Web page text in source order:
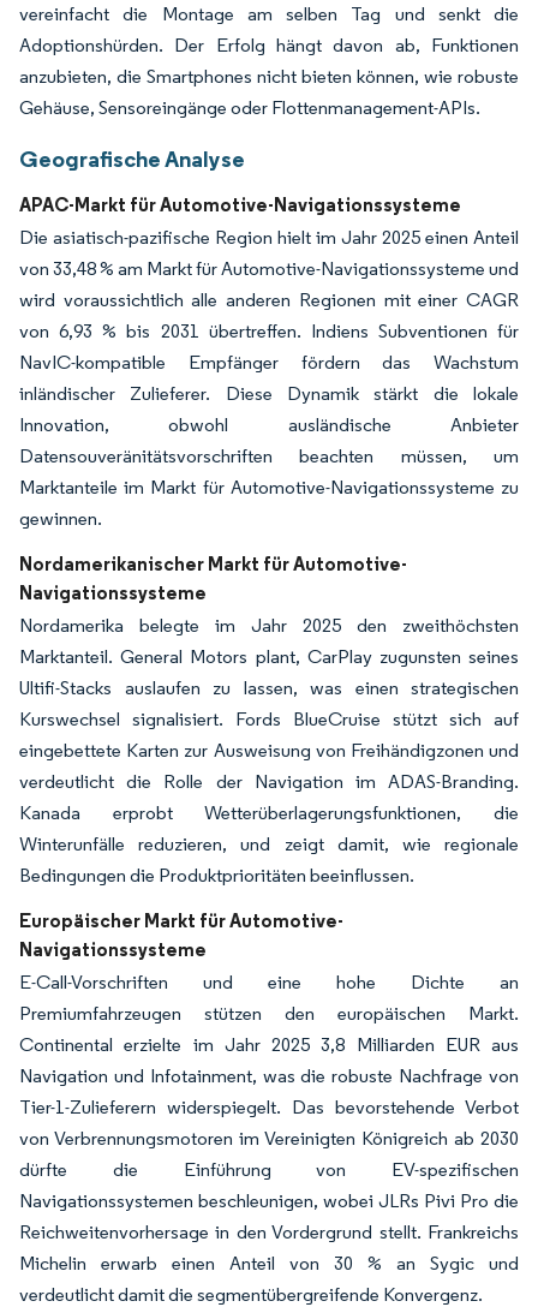
vereinfacht die Montage am selben Tag und senkt die
Adoptionshürden. Der Erfolg hängt davon ab, Funktionen
anzubieten, die Smartphones nicht bieten können, wie robuste
Gehäuse, Sensoreingänge oder Flottenmanagement-APIs.
Geografische Analyse
APAC-Markt für Automotive-Navigationssysteme
Die asiatisch-pazifische Region hielt im Jahr 2025 einen Anteil
von 33,48 % am Markt für Automotive-Navigationssysteme und
wird voraussichtlich alle anderen Regionen mit einer CAGR
von 6,93 % bis 2031 übertreffen. Indiens Subventionen für
NavIC-kompatible Empfänger fördern das Wachstum
inländischer Zulieferer. Diese Dynamik stärkt die lokale
Innovation, obwohl ausländische Anbieter
Datensouveränitätsvorschriften beachten müssen, um
Marktanteile im Markt für Automotive-Navigationssysteme zu
gewinnen.
Nordamerikanischer Markt für Automotive-
Navigationssysteme
Nordamerika belegte im Jahr 2025 den zweithöchsten
Marktanteil. General Motors plant, CarPlay zugunsten seines
Ultifi-Stacks auslaufen zu lassen, was einen strategischen
Kurswechsel signalisiert. Fords BlueCruise stützt sich auf
eingebettete Karten zur Ausweisung von Freihändigzonen und
verdeutlicht die Rolle der Navigation im ADAS-Branding.
Kanada erprobt Wetterüberlagerungsfunktionen, die
Winterunfälle reduzieren, und zeigt damit, wie regionale
Bedingungen die Produktprioritäten beeinflussen.
Europäischer Markt für Automotive-
Navigationssysteme
E-Call-Vorschriften und eine hohe Dichte an
Premiumfahrzeugen stützen den europäischen Markt.
Continental erzielte im Jahr 2025 3,8 Milliarden EUR aus
Navigation und Infotainment, was die robuste Nachfrage von
Tier-1-Zulieferern widerspiegelt. Das bevorstehende Verbot
von Verbrennungsmotoren im Vereinigten Königreich ab 2030
dürfte die Einführung von EV-spezifischen
Navigationssystemen beschleunigen, wobei JLRs Pivi Pro die
Reichweitenvorhersage in den Vordergrund stellt. Frankreichs
Michelin erwarb einen Anteil von 30 % an Sygic und
verdeutlicht damit die segmentübergreifende Konvergenz.